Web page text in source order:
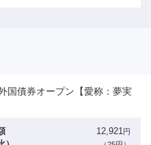
国債券オープン【愛称：夢実
12,921 円